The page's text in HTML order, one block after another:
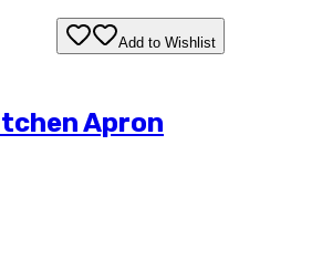
Add to Wishlist
Apron